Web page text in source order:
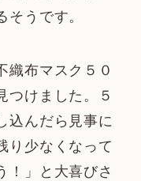
そうです。
織布マスク５０
けました。５
込んだら見事に
り少なくなって
！」と大喜びさ